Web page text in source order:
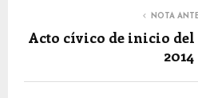
NOTA
Acto cívico de inicio del
2014